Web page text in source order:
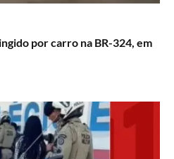
por carro na BR-324, em